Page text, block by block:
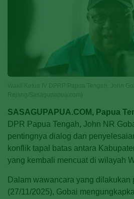
SASAGUPAPUA.COM, Papua
DPR Papua Tengah, John NR
pentingnya dialog dan
konflik tapal batas antara
yang kembali mencuat di wilayah
Dalam wawancara yang dilakukan
(27/11/2025), Gobai